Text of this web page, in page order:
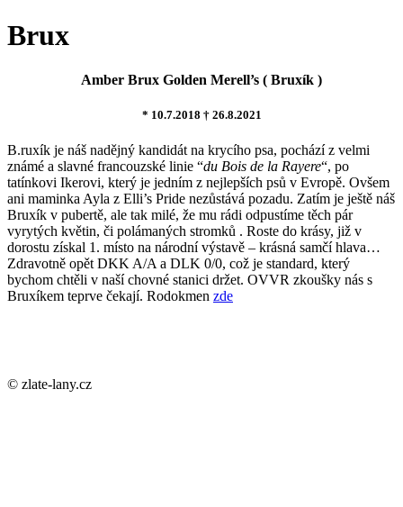
Brux
Amber Brux Golden Merell’s ( Bruxík )
* 10.7.2018 † 26.8.2021
B.ruxík je náš nadějný kandidát na krycího psa, pochází z velmi
známé a slavné francouzské linie “du Bois de la Rayere“, po
tatínkovi Ikerovi, který je jedním z nejlepších psů v Evropě. Ovšem
ani maminka Ayla z Elli’s Pride nezůstává pozadu. Zatím je ještě náš
Bruxík v pubertě, ale tak milé, že mu rádi odpustíme těch pár
vyrytých květin, či polámaných stromků . Roste do krásy, již v
dorostu získal 1. místo na národní výstavě – krásná samčí hlava…
Zdravotně opět DKK A/A a DLK 0/0, což je standard, který
bychom chtěli v naší chovné stanici držet. OVVR zkoušky nás s
Bruxíkem teprve čekají. Rodokmen zde
© zlate-lany.cz